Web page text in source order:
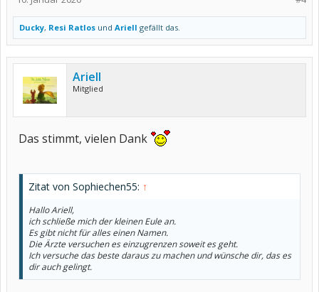
Ducky, Resi Ratlos und Ariell gefällt das.
Ariell
Mitglied
Das stimmt, vielen Dank
Zitat von Sophiechen55: ↑
Hallo Ariell,
ich schließe mich der kleinen Eule an.
Es gibt nicht für alles einen Namen.
Die Ärzte versuchen es einzugrenzen soweit es geht.
Ich versuche das beste daraus zu machen und wünsche dir, das es
dir auch gelingt.